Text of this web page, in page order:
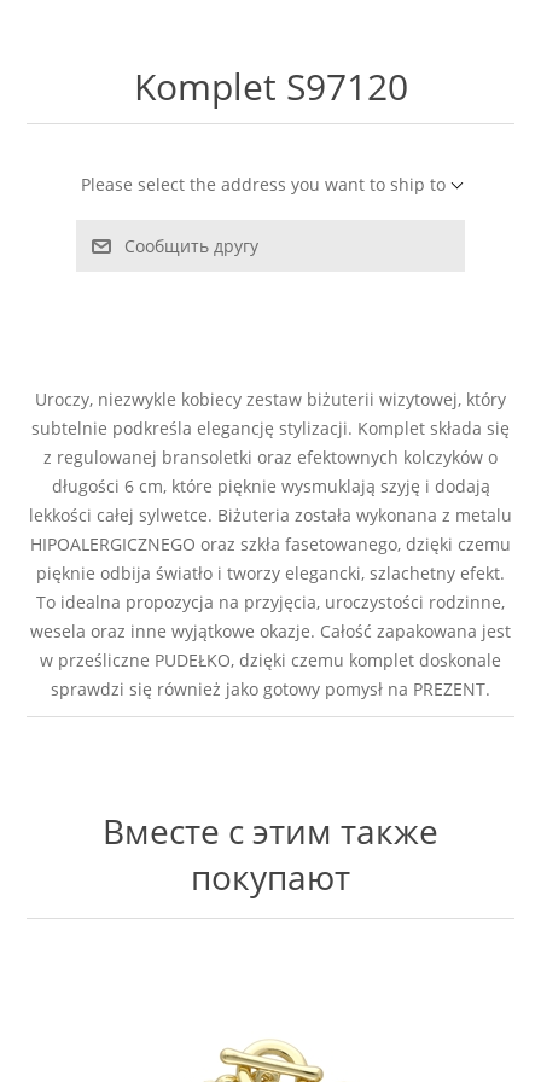
LAPIS LAZURI
TYGRYSIE OKO
Komplet S97120
Please select the address you want to ship to
Сообщить другу
Uroczy, niezwykle kobiecy zestaw biżuterii wizytowej, który
subtelnie podkreśla elegancję stylizacji. Komplet składa się
z regulowanej bransoletki oraz efektownych kolczyków o
długości 6 cm, które pięknie wysmuklają szyję i dodają
lekkości całej sylwetce. Biżuteria została wykonana z metalu
HIPOALERGICZNEGO oraz szkła fasetowanego, dzięki czemu
pięknie odbija światło i tworzy elegancki, szlachetny efekt.
To idealna propozycja na przyjęcia, uroczystości rodzinne,
wesela oraz inne wyjątkowe okazje. Całość zapakowana jest
w prześliczne PUDEŁKO, dzięki czemu komplet doskonale
sprawdzi się również jako gotowy pomysł na PREZENT.
Вместе с этим также
покупают